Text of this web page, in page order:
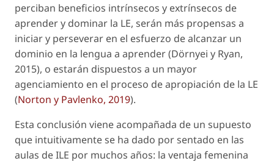
perciban beneficios intrínsecos y extrínsecos de
aprender y dominar la LE, serán más propensas a
iniciar y perseverar en el esfuerzo de alcanzar un
dominio en la lengua a aprender (Dörnyei y Ryan,
2015), o estarán dispuestos a un mayor
agenciamiento en el proceso de apropiación de la LE
(Norton y Pavlenko, 2019).
Esta conclusión viene acompañada de un supuesto
que intuitivamente se ha dado por sentado en las
aulas de ILE por muchos años: la ventaja femenina